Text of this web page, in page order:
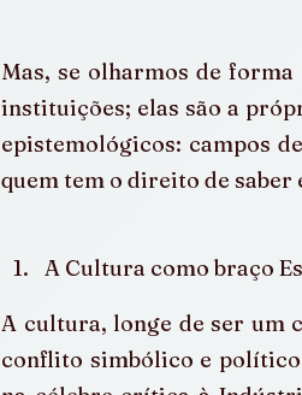
Mas, se olharmos de
instituições; elas são a
epistemológicos: campos
quem tem o direito de
A Cultura como braço
A cultura, longe de ser um
conflito simbólico e